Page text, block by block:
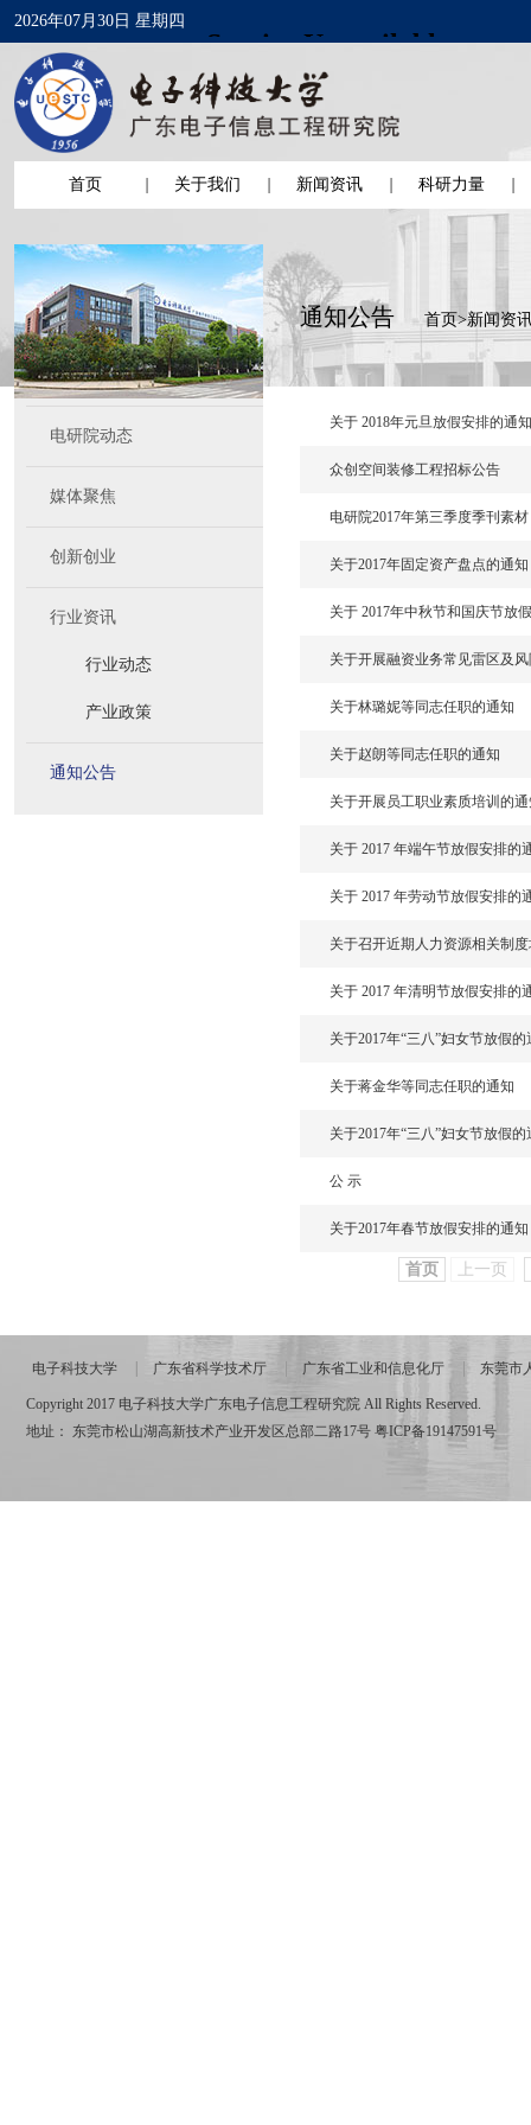
2026年07月30日 星期四
首页 关于我们 新闻资讯 科研力量
电研院动态
媒体聚焦
创新创业
行业资讯
行业动态
产业政策
通知公告
通知公告 首页>新闻资
关于 2018年元旦放假安排的通知
众创空间装修工程招标公告
电研院2017年第三季度季刊素
关于2017年固定资产盘点的通知
关于 2017年中秋节和国庆节放
关于开展融资业务常见雷区及
关于林璐妮等同志任职的通知
关于赵朗等同志任职的通知
关于开展员工职业素质培训的
关于 2017 年端午节放假安排的
关于 2017 年劳动节放假安排的
关于召开近期人力资源相关制
关于 2017 年清明节放假安排的
关于2017年“三八”妇女节放假的
关于蒋金华等同志任职的通知
关于2017年“三八”妇女节放假的
公 示
关于2017年春节放假安排的通知
首页 上一页
电子科技大学 广东省科学技术厅 广东省工业和信息化厅 东莞市
Copyright 2017 电子科技大学广东电子信息工程研究院 All Rights Reserved.
地址： 东莞市松山湖高新技术产业开发区总部二路17号 粤ICP备19147591号